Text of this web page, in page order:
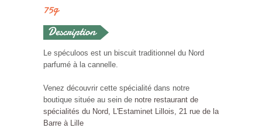
75g
Le spéculoos est un biscuit traditionnel du Nord
parfumé à la cannelle.
Venez découvrir cette spécialité dans notre
boutique située au sein de notre restaurant de
spécialités du Nord, L'Estaminet Lillois, 21 rue de la
Barre à Lille